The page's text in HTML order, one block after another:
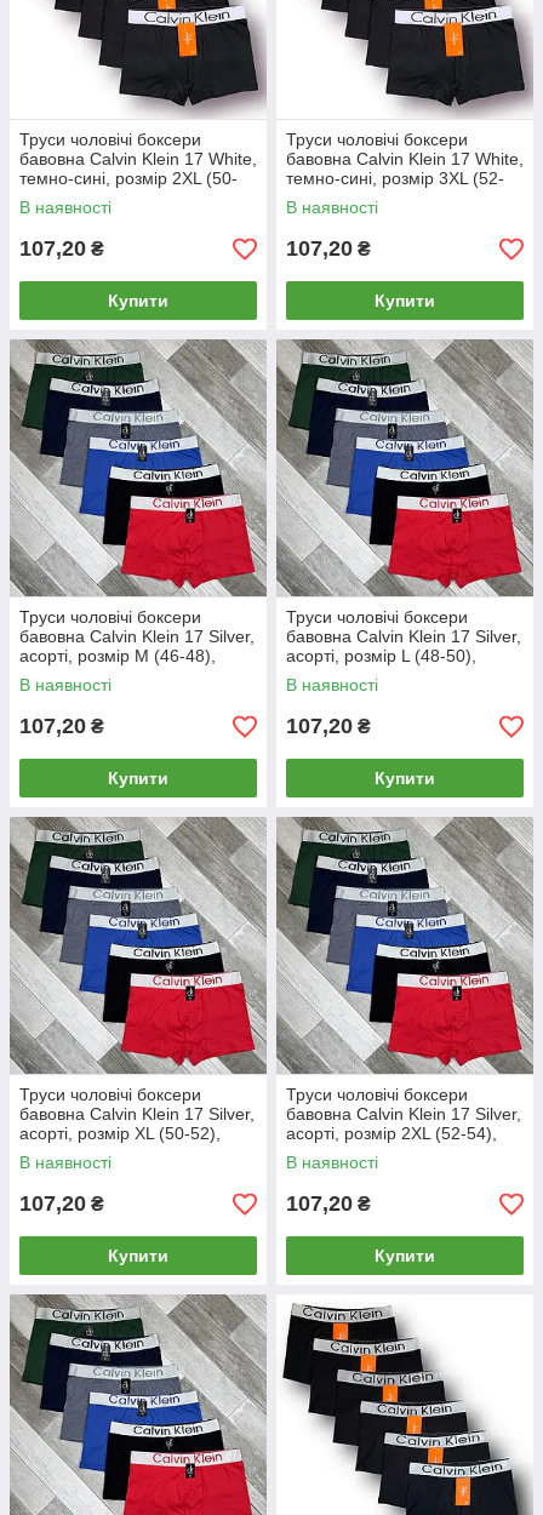
Труси чоловічі боксери
бавовна Calvin Klein 17 White,
темно-сині, розмір 2XL (50-
52), 013051
В наявності
107,20 ₴
Купити
Труси чоловічі боксери
бавовна Calvin Klein 17 White,
темно-сині, розмір 3XL (52-
54), 013052
В наявності
107,20 ₴
Купити
Труси чоловічі боксери
бавовна Calvin Klein 17 Silver,
асорті, розмір M (46-48),
013012
В наявності
107,20 ₴
Купити
Труси чоловічі боксери
бавовна Calvin Klein 17 Silver,
асорті, розмір L (48-50),
013013
В наявності
107,20 ₴
Купити
Труси чоловічі боксери
бавовна Calvin Klein 17 Silver,
асорті, розмір XL (50-52),
013014
В наявності
107,20 ₴
Купити
Труси чоловічі боксери
бавовна Calvin Klein 17 Silver,
асорті, розмір 2XL (52-54),
013015
В наявності
107,20 ₴
Купити